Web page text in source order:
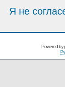
Я не
Powered by